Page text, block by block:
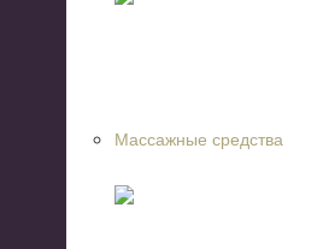
Массажные средства